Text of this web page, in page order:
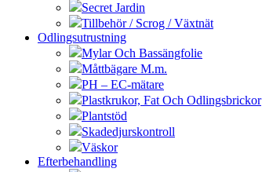
Secret Jardin
Tillbehör / Scrog / Växtnät
Odlingsutrustning
Mylar Och Bassängfolie
Måttbägare M.m.
PH – EC-mätare
Plastkrukor, Fat Och Odlingsbrickor
Plantstöd
Skadedjurskontroll
Väskor
Efterbehandling